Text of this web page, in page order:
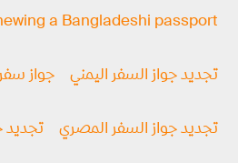
a Bangladeshi passport
تجديد جواز السفر اليمني جواز
تجديد جواز السفر المصري تجديد